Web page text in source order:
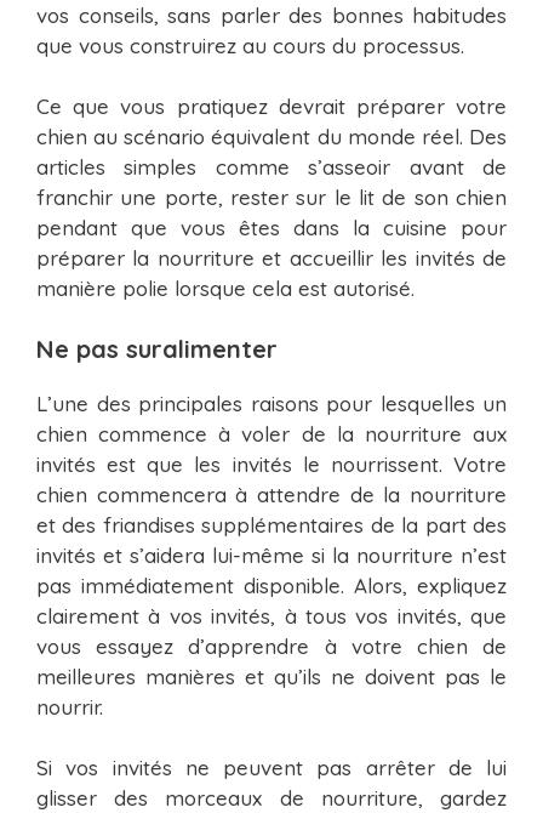
vos conseils, sans parler des bonnes habitudes
que vous construirez au cours du processus.
Ce que vous pratiquez devrait préparer votre
chien au scénario équivalent du monde réel. Des
articles simples comme s’asseoir avant de
franchir une porte, rester sur le lit de son chien
pendant que vous êtes dans la cuisine pour
préparer la nourriture et accueillir les invités de
manière polie lorsque cela est autorisé.
Ne pas suralimenter
L’une des principales raisons pour lesquelles un
chien commence à voler de la nourriture aux
invités est que les invités le nourrissent. Votre
chien commencera à attendre de la nourriture
et des friandises supplémentaires de la part des
invités et s’aidera lui-même si la nourriture n’est
pas immédiatement disponible. Alors, expliquez
clairement à vos invités, à tous vos invités, que
vous essayez d’apprendre à votre chien de
meilleures manières et qu’ils ne doivent pas le
nourrir.
Si vos invités ne peuvent pas arrêter de lui
glisser des morceaux de nourriture, gardez